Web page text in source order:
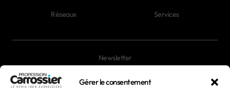
Gérer le consentement
Réseaux
Services
Newsletter